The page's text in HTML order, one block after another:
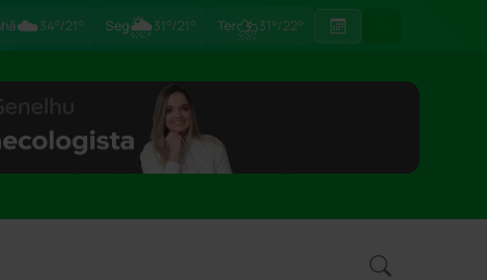
☁️34°/21° Seg🌦31°/21° Ter⛈31°/22°